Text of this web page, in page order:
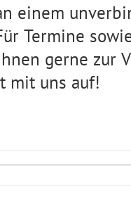
einem
Termine
gerne zur
mit uns auf!